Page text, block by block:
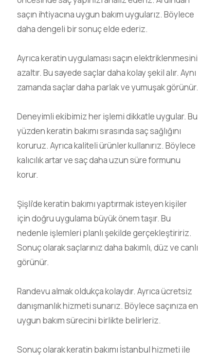
saçın ihtiyacına uygun bakım uygularız. Böylece
daha dengeli bir sonuç elde ederiz.
Ayrıca keratin uygulaması saçın elektriklenmesini
azaltır. Bu sayede saçlar daha kolay şekil alır. Aynı
zamanda saçlar daha parlak ve yumuşak görünür.
Deneyimli ekibimiz her işlemi dikkatle uygular. Bu
yüzden keratin bakımı sırasında saç sağlığını
koruruz. Ayrıca kaliteli ürünler kullanırız. Böylece
kalıcılık artar ve saç daha uzun süre formunu
korur.
Şişli’de keratin bakımı yaptırmak isteyen kişiler
için doğru uygulama büyük önem taşır. Bu
nedenle işlemleri planlı şekilde gerçekleştiririz.
Sonuç olarak saçlarınız daha bakımlı, düz ve canlı
görünür.
Randevu almak oldukça kolaydır. Ayrıca ücretsiz
danışmanlık hizmeti sunarız. Böylece saçınıza en
uygun bakım sürecini birlikte belirleriz.
Sonuç olarak keratin bakımı İstanbul hizmeti ile